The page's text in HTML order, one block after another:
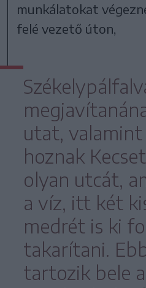
munkálatokat
felé vezető úton,
utat,
hoznak
olyan utcát,
a víz, itt két
medrét is ki
takarítani.
tartozik bele